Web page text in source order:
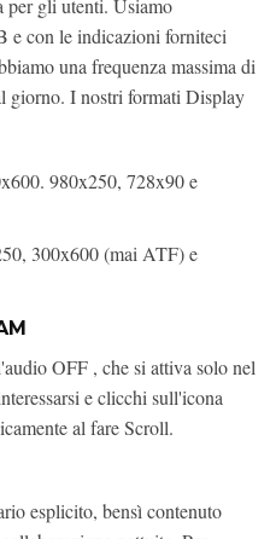
e con le indicazioni forniteci
una frequenza massima di
giorno. I nostri formati Display
980x250, 728x90 e
300x600 (mai ATF) e
OFF , che si attiva solo nel
e clicchi sull'icona
al fare Scroll.
esplicito, bensì contenuto